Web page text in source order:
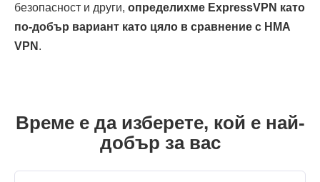
безопасност и други, определихме ExpressVPN като
по-добър вариант като цяло в сравнение с HMA
VPN .
Време е да изберете, кой е най-
добър за вас